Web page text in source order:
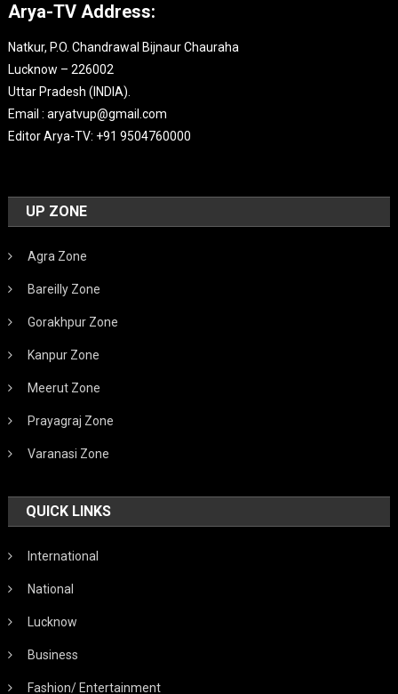
Arya-TV Address:
Natkur, P.O. Chandrawal Bijnaur Chauraha
Lucknow – 226002
Uttar Pradesh (INDIA).
Email : aryatvup@gmail.com
Editor Arya-TV: +91 9504760000
UP ZONE
Agra Zone
Bareilly Zone
Gorakhpur Zone
Kanpur Zone
Meerut Zone
Prayagraj Zone
Varanasi Zone
QUICK LINKS
International
National
Lucknow
Business
Fashion/ Entertainment